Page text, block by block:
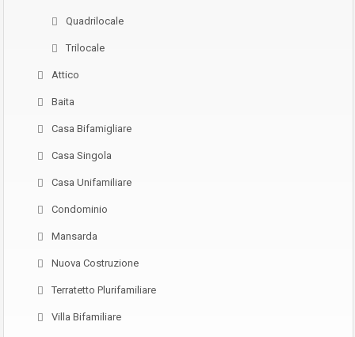
Quadrilocale
Trilocale
Attico
Baita
Casa Bifamigliare
Casa Singola
Casa Unifamiliare
Condominio
Mansarda
Nuova Costruzione
Terratetto Plurifamiliare
Villa Bifamiliare